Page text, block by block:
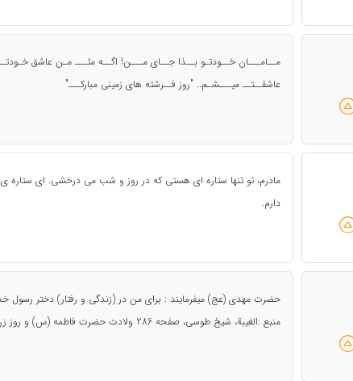
مــامـــان خــودتـو بــذا جــای مـــن! اگــه مثـــ مـن عاشق
عاشقــتــ میـــشـم.. "روز فــرشته های زمینی مبارکـــ"
مادرم، تو تنها ستاره ای هستی که در روز و شب می درخشی. ای ستاره ی
دارم.
حضرت مهدی (عج) میفرمایند : برای من در (زندگی و رفتار) دختر
منبع :الغیبة، شیخ طوسی، صفحه 286 ولادت حضرت فاطمه (س) و روز زن تبریک و تهنیت باد.